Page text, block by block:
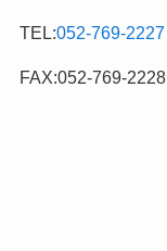
TEL:052-769-2227
FAX:052-769-2228